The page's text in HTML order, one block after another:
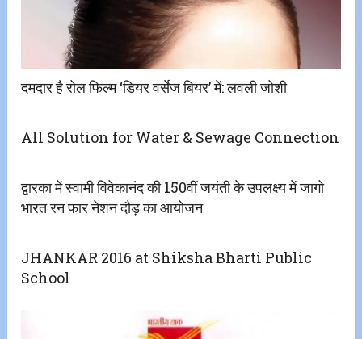
दमदार है रोल फिल्म ‘डियर वर्सेज बियर’ में: लवली जोशी
All Solution for Water & Sewage Connection
द्वारका में स्वामी विवेकानंद की 150वीं जयंती के उपलक्ष्य में जागो
भारत रन फार नेशन दौड़ का आयोजन
JHANKAR 2016 at Shiksha Bharti Public
School